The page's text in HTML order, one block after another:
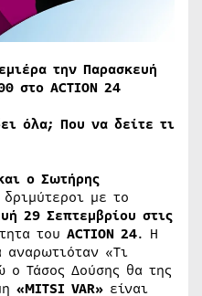
την Παρασκευή
στο ACTION 24
όλα; Που να δείτε τι
ο Σωτήρης
με το
29 Σεπτεμβρίου στις
του ACTION 24. Η
«Τι
Τάσος Δούσης θα της
«MITSI VAR» είναι